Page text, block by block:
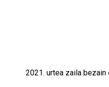
2021. urtea zaila bezain